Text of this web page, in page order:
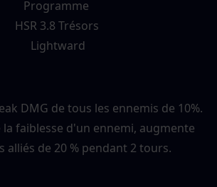
DMG de tous les ennemis de 10%.
faiblesse d'un ennemi, augmente
alliés de 20 % pendant 2 tours.